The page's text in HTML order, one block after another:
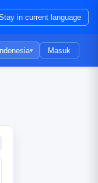
in current language
▾ Masuk